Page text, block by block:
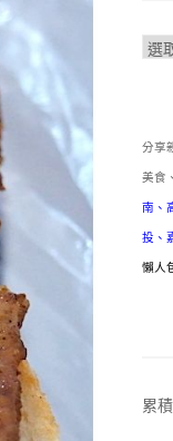
分
分享
美食
南 、
投 、
懶人
累